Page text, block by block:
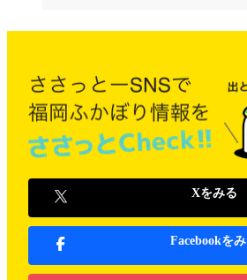
Xをみる
Facebookを